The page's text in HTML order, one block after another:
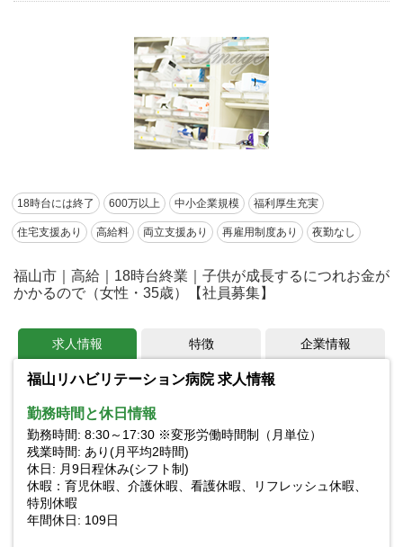
18時台には終了 600万以上 中小企業規模 福利厚生充実
住宅支援あり 高給料 両立支援あり 再雇用制度あり 夜勤なし
福山市｜高給｜18時台終業｜子供が成長するにつれお金が
かかるので（女性・35歳）【社員募集】
求人情報 特徴 企業情報
福山リハビリテーション病院 求人情報
勤務時間と休日情報
勤務時間: 8:30～17:30 ※変形労働時間制（月単位）
残業時間: あり(月平均2時間)
休日: 月9日程休み(シフト制)
休暇：育児休暇、介護休暇、看護休暇、リフレッシュ休暇、
特別休暇
年間休日: 109日